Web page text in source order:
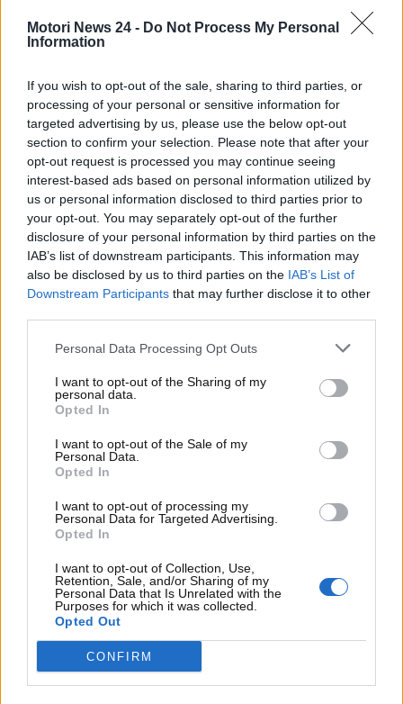
Motori News 24 - Do Not Process My Personal
Information
If you wish to opt-out of the sale, sharing to third parties, or
processing of your personal or sensitive information for
targeted advertising by us, please use the below opt-out
section to confirm your selection. Please note that after your
opt-out request is processed you may continue seeing
interest-based ads based on personal information utilized by
us or personal information disclosed to third parties prior to
your opt-out. You may separately opt-out of the further
disclosure of your personal information by third parties on the
IAB’s list of downstream participants. This information may
also be disclosed by us to third parties on the IAB’s List of
Downstream Participants that may further disclose it to other
Personal Data Processing Opt Outs
I want to opt-out of the Sharing of my
personal data.
Opted In
I want to opt-out of the Sale of my
Personal Data.
Opted In
I want to opt-out of processing my
Personal Data for Targeted Advertising.
Opted In
I want to opt-out of Collection, Use,
Retention, Sale, and/or Sharing of my
Personal Data that Is Unrelated with the
Purposes for which it was collected.
Opted Out
CONFIRM
una storia affascinante: fu adottato da Enzo Ferrari
nel 1923 come portafortuna, donatogli dalla madre
recava questo emblema durante la Prima Guerra
Mondiale. Il campo giallo che fa da sfondo al
cavallino è invece un omaggio al colore della
città di Modena, terra natale del fondatore.
Cognomi e marchi automobilistici: radici artigianali e
storiche- www.MotoriNews24.com
Non solo Ferrari: molti marchi automobilistici italiani
nascono da cognomi legati a mestieri o ruoli sociali
antichi. Ad esempio, Maserati
, storico rivale di
Ferrari, deriva da “massaio”, ovvero chi gestiva una
masseria o una grande azienda agricola.
termine, ormai in disuso, sottolinea ancora una
volta le radici profonde dei cognomi italiani nelle
attività quotidiane della vita rurale.